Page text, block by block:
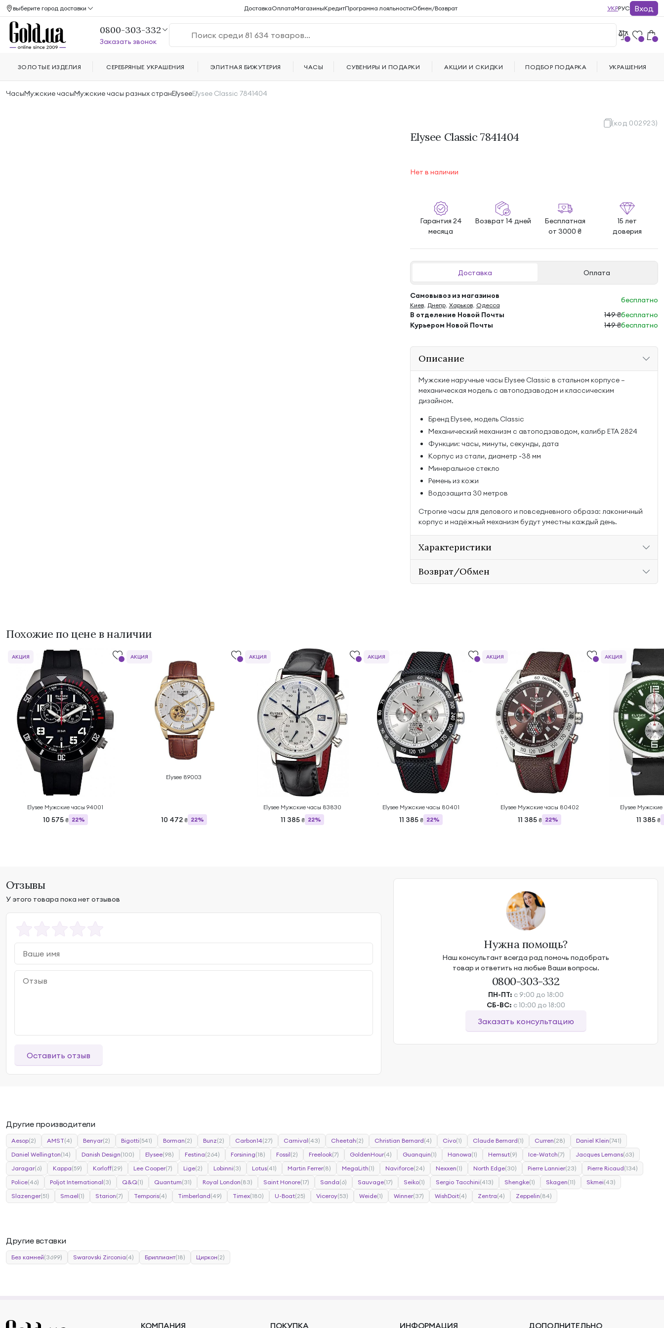
ЧасыМужские часыМужские часы разных странElyseeElysee Classic 7841404
(код 002923)
Elysee Classic 7841404
Нет в наличии
Гарантия 24
месяца
Возврат 14 дней
Бесплатная
от 3000 ₴
15 лет
доверия
Доставка Оплата
Самовывоз из магазинов
Киев, Днепр, Харьков, Одесса
бесплатно
В отделение Новой Почты
149 ₴бесплатно
Курьером Новой Почты
149 ₴бесплатно
Описание
Мужские наручные часы Elysee Classic в стальном корпусе —
механическая модель с автоподзаводом и классическим
дизайном.
Бренд Elysee, модель Classic
Механический механизм с автоподзаводом, калибр ETA 2824
Функции: часы, минуты, секунды, дата
Корпус из стали, диаметр ~38 мм
Минеральное стекло
Ремень из кожи
Водозащита 30 метров
Строгие часы для делового и повседневного образа: лаконичный
корпус и надёжный механизм будут уместны каждый день.
Характеристики
Возврат/Обмен
Похожие по цене в наличии
Elysee Мужские часы 94001
10 575 ₴ 22%
АКЦИЯ
Elysee 89003
10 472 ₴ 22%
АКЦИЯ
Elysee Мужские часы 83830
11 385 ₴ 22%
АКЦИЯ
Elysee Мужские часы 80401
11 385 ₴ 22%
АКЦИЯ
Elysee Мужские часы 80402
11 385 ₴ 22%
АКЦИЯ
Elysee
11 385 ₴
АКЦИЯ
Отзывы
У этого товара пока нет отзывов
Оставить отзыв
Нужна помощь?
Наш консультант всегда рад помочь подобрать
товар и ответить на любые Ваши вопросы.
0800-303-332
ПН-ПТ: с 9:00 до 18:00
СБ-ВС: с 10:00 до 18:00
Заказать консультацию
Другие производители
Aesop(2) AMST(4) Benyar(2) Bigotti(541) Borman(2) Bunz(2) Carbon14(27) Carnival(43) Cheetah(2) Christian Bernard(4) Civo(1) Claude Bernard(1) Curren(28) Daniel Klein(741)
Daniel Wellington(14) Danish Design(100) Elysee(98) Festina(264) Forsining(18) Fossil(2) Freelook(7) GoldenHour(4) Guanquin(1) Hanowa(1) Hemsut(9) Ice-Watch(7) Jacques Lemans(63)
Jaragar(6) Kappa(59) Korloff(29) Lee Cooper(7) Lige(2) Lobinni(3) Lotus(41) Martin Ferrer(8) MegaLith(1) Naviforce(24) Nexxen(1) North Edge(30) Pierre Lannier(23) Pierre Ricaud(134)
Police(46) Poljot International(3) Q&Q(1) Quantum(31) Royal London(83) Saint Honore(17) Sanda(6) Sauvage(17) Seiko(1) Sergio Tacchini(413) Shengke(1) Skagen(11) Skmei(43)
Slazenger(51) Smael(1) Starion(7) Temporis(4) Timberland(49) Timex(180) U-Boat(25) Viceroy(53) Weide(1) Winner(37) WishDoit(4) Zentra(4) Zeppelin(84)
Другие вставки
Без камней(3699) Swarovski Zirconia(4) Бриллиант(18) Циркон(2)
выберите город доставки ДоставкаОплатаМагазиныКредитПрограмма лояльностиОбмен/Возврат УКРРУС Вход
0800-303-332
Заказать звонок
ЗОЛОТЫЕ ИЗДЕЛИЯ СЕРЕБРЯНЫЕ УКРАШЕНИЯ ЭЛИТНАЯ БИЖУТЕРИЯ ЧАСЫ СУВЕНИРЫ И ПОДАРКИ АКЦИИ И СКИДКИ ПОДБОР ПОДАРКА УКРАШЕНИЯ
КОМПАНИЯ ПОКУПКА ИНФОРМАЦИЯ ДОПОЛНИТЕЛЬНО